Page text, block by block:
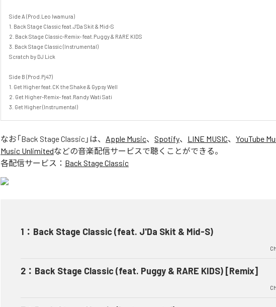
Side A (Prod.Leo Iwamura)
1. Back Stage Classic feat.J'Da Skit & Mid-S
2. Back Stage Classic-Remix- feat.Puggy & RARE KIDS
3. Back Stage Classic (Instrumental)
Scratch by DJ Lick
Side B (Prod.Pj47)
1. Get Higher feat.CK the Shake & Gypsy Well
2. Get Higher-Remix- feat.Randy Wati Sati
3. Get Higher (Instrumental)
なお「Back Stage Classic 」は、 Apple Music、 Spotify、 LINE MUSIC、 YouTube
Music Unlimitedなどの音楽配信サービスで聴くことができる。
各配信サービス： Back Stage Classic
1 ： Back Stage Classic (feat. J'Da Skit & Mid-S)
2 ： Back Stage Classic (feat. Puggy & RARE KIDS) [Remix]